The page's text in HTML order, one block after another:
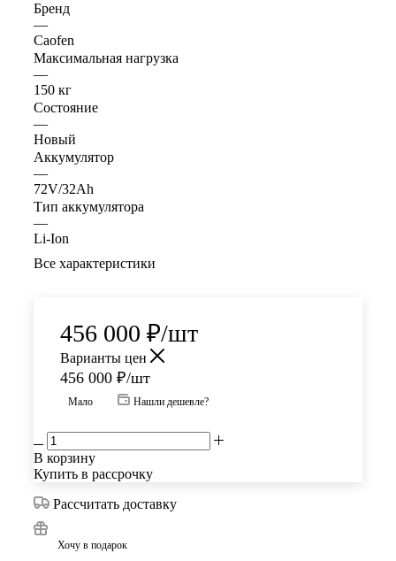
Бренд
—
Caofen
Максимальная нагрузка
—
150 кг
Состояние
—
Новый
Аккумулятор
—
72V/32Ah
Тип аккумулятора
—
Li-Ion
Все характеристики
456 000 ₽/шт
Варианты цен
456 000 ₽/шт
Мало Нашли дешевле?
В корзину
Купить в рассрочку
Рассчитать доставку
Хочу в подарок